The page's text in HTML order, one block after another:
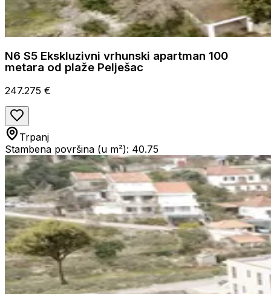
N6 S5 Ekskluzivni vrhunski apartman 100
metara od plaže Pelješac
247.275 €
Trpanj
Stambena površina (u m²): 40.75